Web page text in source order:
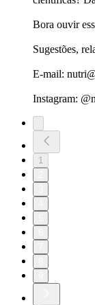
Bora ouvir
Sugestões,
E-mail:
Instagram:
1